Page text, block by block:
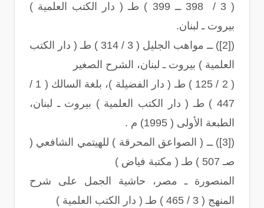
( 3 / 398 ــ 399 ) طـ ( دار الكتب العلمية )
بيروت ـ لبنان.
([2]) ــ مواهب الجليل ( 3 / 314 ) طـ ( دار الكتب
العلمية ) بيروت ـ لبنان، الشرح الصغير
( 2 / 125 ) طـ ( دار الفضيلة )، بلغة السالك ( 1 /
447 ) طـ ( دار الكتب العلمية ) بيروت ـ لبنان،
الطبعة الأولى ( 1995) م .
([3]) ــ ( الصواعق المحرقة ) للهيتمي الشافعي (
صـ 507 ) طـ ( مكتبة فياض )
المنصورة ـ مصر، حاشية الجمل على شرح
المنهج ( 3 / 465 ) طـ ( دار الكتب العلمية )